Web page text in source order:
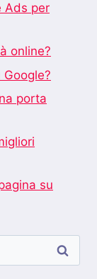
Ads per
online?
porta
su